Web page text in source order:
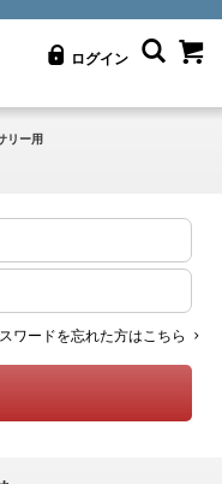
ログイン
リー用
ワードを忘れた方はこちら